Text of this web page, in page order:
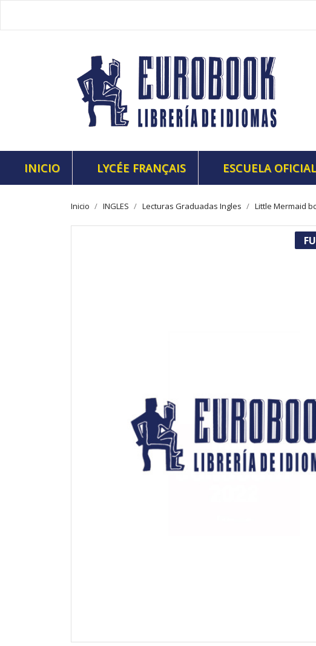
INICIO LYCÉE FRANÇAIS ESCUELA
Inicio INGLES Lecturas Graduadas Ingles Little Mermaid